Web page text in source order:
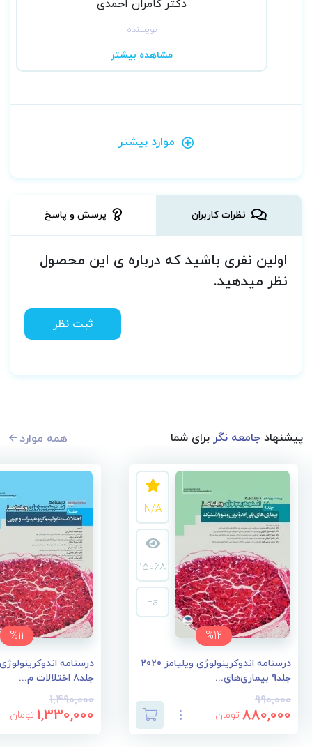
نویسنده
مشاهده بیشتر
موارد بیشتر
نظرات کاربران پرسش و پاسخ
اولین نفری باشید که درباره ی این محصول
نظر میدهید.
ثبت نظر
پیشنهادجامعه نگربرای شما همه موارد
%12
N/A
15068
Fa
درسنامه اندوکرینولوژی ویلیامز 2020
جلد9 بیماری‌های...
990,000
880,000 تومان
%11
جلد8 اختلالات م...
1,490,000
1,330,000 تومان